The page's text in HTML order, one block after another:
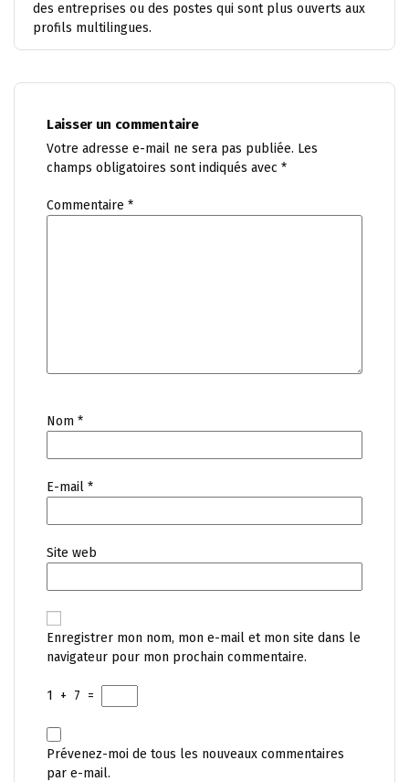
des entreprises ou des postes qui sont plus ouverts aux
profils multilingues.
Laisser un commentaire
Votre adresse e-mail ne sera pas publiée. Les
champs obligatoires sont indiqués avec *
Commentaire *
Nom *
E-mail *
Site web
Enregistrer mon nom, mon e-mail et mon site dans le
navigateur pour mon prochain commentaire.
1 + 7 =
Prévenez-moi de tous les nouveaux commentaires
par e-mail.